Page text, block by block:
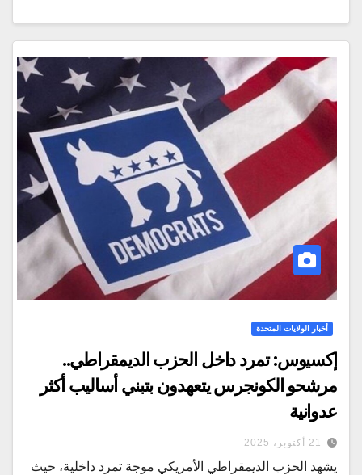
أخبار الولايات المتحدة
إكسيوس: تمرد داخل الحزب الديمقراطي..
مرشحو الكونجرس يتعهدون بتبني أساليب أكثر
عدوانية
21 أكتوبر، 2025
يشهد الحزب الديمقراطي الأمريكي موجة تمرد داخلية، حيث